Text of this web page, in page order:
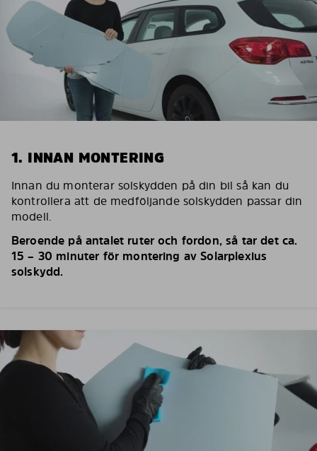
1. INNAN MONTERING
Innan du monterar solskydden på din bil så kan du
kontrollera att de medföljande solskydden passar din
modell.
Beroende på antalet ruter och fordon, så tar det ca.
15 – 30 minuter för montering av Solarplexius
solskydd.